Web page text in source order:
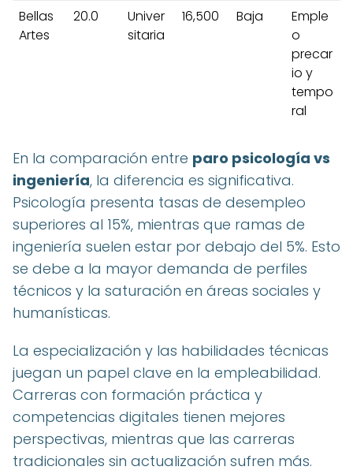
Bellas
Artes
20.0
Univer
sitaria
16,500 Baja
Emple
o
precar
io y
tempo
ral
En la comparación entre paro psicología vs
ingeniería, la diferencia es significativa.
Psicología presenta tasas de desempleo
superiores al 15%, mientras que ramas de
ingeniería suelen estar por debajo del 5%. Esto
se debe a la mayor demanda de perfiles
técnicos y la saturación en áreas sociales y
humanísticas.
La especialización y las habilidades técnicas
juegan un papel clave en la empleabilidad.
Carreras con formación práctica y
competencias digitales tienen mejores
perspectivas, mientras que las carreras
tradicionales sin actualización sufren más.